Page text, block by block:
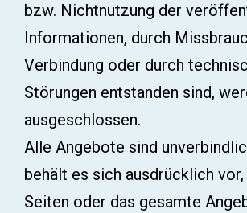
bzw. Nichtnutzung der
Informationen, durch
Verbindung oder durch
Störungen entstanden sind,
ausgeschlossen.
Alle Angebote sind
behält es sich ausdrücklich
Seiten oder das gesamte